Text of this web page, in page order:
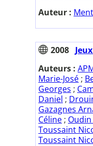
Auteur :
2008
Auteurs :
Marie-José ;
Georges ;
Daniel ;
Gazagnes
Céline ;
Toussaint
Toussaint